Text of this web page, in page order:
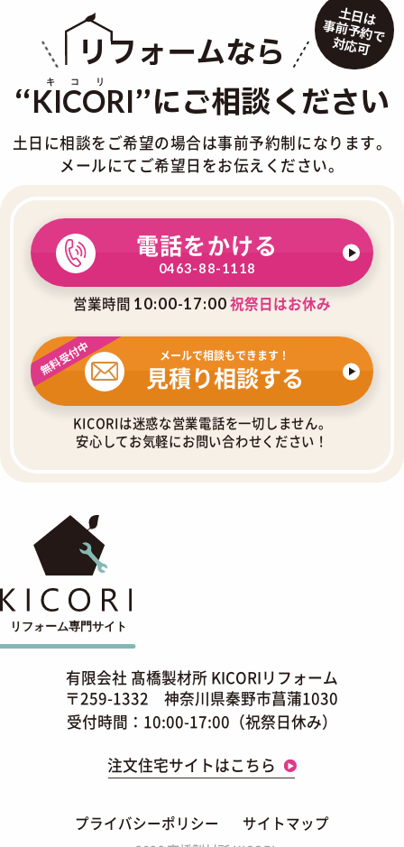
土日は
事前予約で
対応可
リフォームなら
“KICORI”にご相談ください
土日に相談をご希望の場合は事前予約制になります。
メールにてご希望日をお伝えください。
電話をかける
0463-88-1118
営業時間 10:00-17:00祝祭日はお休み
無料受付中 メールで相談もできます！
見積り相談する
KICORIは迷惑な営業電話を一切しません。
安心してお気軽にお問い合わせください！
有限会社 髙橋製材所 KICORIリフォーム
〒259-1332 神奈川県秦野市菖蒲1030
受付時間：10:00-17:00（祝祭日休み）
注文住宅サイトはこちら
プライバシーポリシー サイトマップ